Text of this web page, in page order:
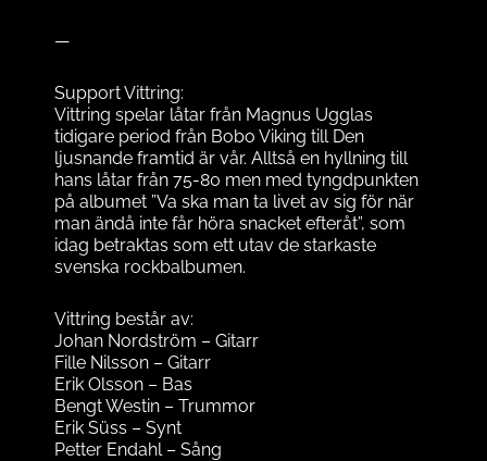
—
Support Vittring:
Vittring spelar låtar från Magnus Ugglas
tidigare period från Bobo Viking till Den
ljusnande framtid är vår. Alltså en hyllning till
hans låtar från 75-80 men med tyngdpunkten
på albumet ”Va ska man ta livet av sig för när
man ändå inte får höra snacket efteråt”, som
idag betraktas som ett utav de starkaste
svenska rockbalbumen.
Vittring består av:
Johan Nordström – Gitarr
Fille Nilsson – Gitarr
Erik Olsson – Bas
Bengt Westin – Trummor
Erik Süss – Synt
Petter Endahl – Sång